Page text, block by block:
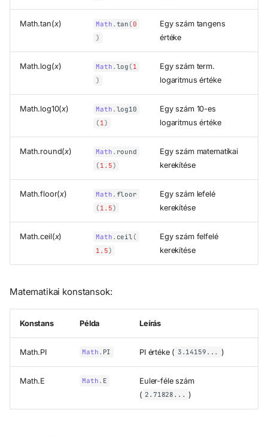
Math.tan(x) Math . tan (0
)
Egy szám tangens
értéke
Math.log(x) Math . log (1
)
Egy szám term.
logaritmus értéke
Math.log10(x) Math . log10
(1)
Egy szám 10-es
logaritmus értéke
Math.round(x) Math . round
(1.5)
Egy szám matematikai
kerekítése
Math.floor(x) Math . floor
(1.5)
Egy szám lefelé
kerekítése
Math.ceil(x) Math . ceil (
1.5)
Egy szám felfelé
kerekítése
Matematikai konstansok:
Konstans Példa Leírás
Math.PI Math . PI PI értéke ( 3.14159... )
Math.E Math . E
Euler-féle szám
( 2.71828... )